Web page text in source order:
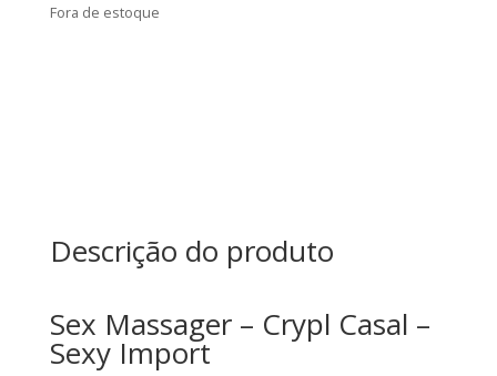
Fora de estoque
Descrição do produto
Sex Massager – Crypl Casal –
Sexy Import